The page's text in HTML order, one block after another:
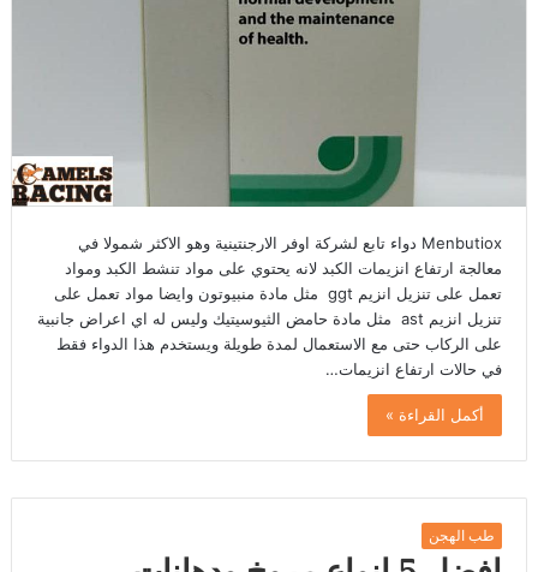
Menbutiox دواء تابع لشركة اوفر الارجنتينية وهو الاكثر شمولا في
معالجة ارتفاع انزيمات الكبد لانه يحتوي على مواد تنشط الكبد ومواد
تعمل على تنزيل انزيم ggt مثل مادة منبيوتون وايضا مواد تعمل على
تنزيل انزيم ast مثل مادة حامض الثيوسيتيك وليس له اي اعراض جانبية
على الركاب حتى مع الاستعمال لمدة طويلة ويستخدم هذا الدواء فقط
في حالات ارتفاع انزيمات…
أكمل القراءة »
طب الهجن